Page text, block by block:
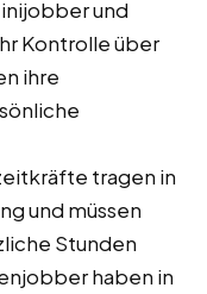
und
Kontrolle über
ihre
tragen in
und müssen
Stunden
haben in